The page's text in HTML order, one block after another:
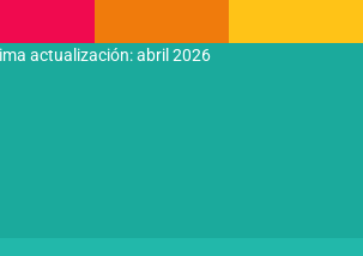
actualización: abril 2026